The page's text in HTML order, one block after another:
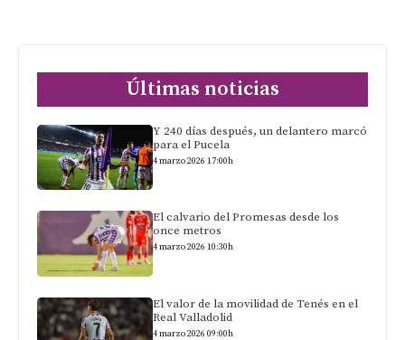
Últimas noticias
Y 240 días después, un delantero marcó
para el Pucela
4 marzo 2026 17:00h
El calvario del Promesas desde los
once metros
4 marzo 2026 10:30h
El valor de la movilidad de Tenés en el
Real Valladolid
4 marzo 2026 09:00h